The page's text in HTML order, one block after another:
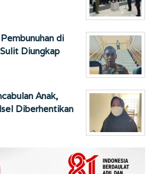
di
Diungkap
Anak,
Diberhentikan